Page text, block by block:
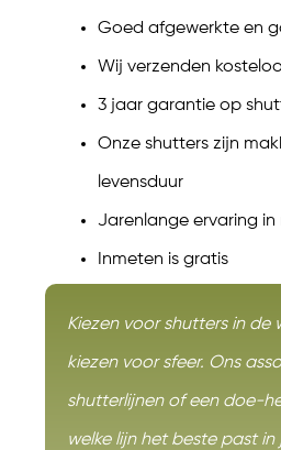
Goed afgewerkte en
Wij verzenden
3 jaar garantie op
Onze shutters zijn
levensduur
Jarenlange ervaring
Inmeten is gratis
Kiezen voorshutters in de
kiezen voor sfeer. Ons
shutterlijnen of een doe-
welke lijn het beste past